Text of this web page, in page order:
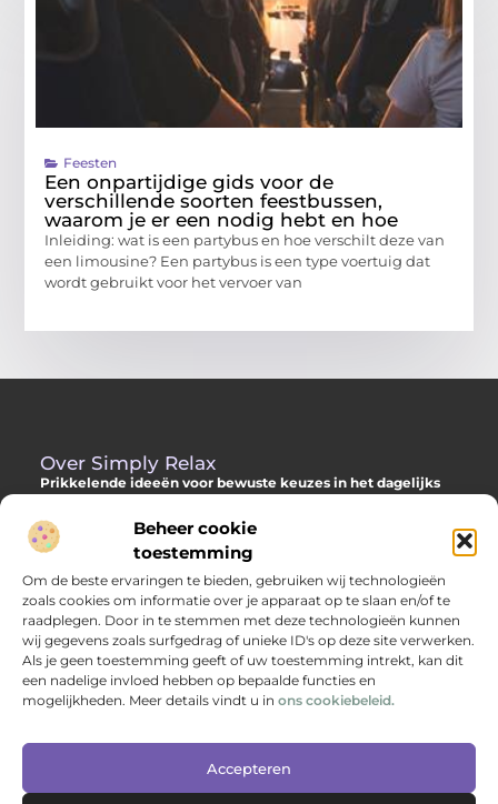
Beheer cookie
toestemming
Om de beste ervaringen te bieden, gebruiken wij technologieën
zoals cookies om informatie over je apparaat op te slaan en/of te
raadplegen. Door in te stemmen met deze technologieën kunnen
wij gegevens zoals surfgedrag of unieke ID's op deze site verwerken.
Als je geen toestemming geeft of uw toestemming intrekt, kan dit
een nadelige invloed hebben op bepaalde functies en
mogelijkheden. Meer details vindt u in ons cookiebeleid.
Accepteren
Feesten
Een onpartijdige gids voor de
verschillende soorten feestbussen,
waarom je er een nodig hebt en hoe
Inleiding: wat is een partybus en hoe verschilt deze van
een limousine? Een partybus is een type voertuig dat
wordt gebruikt voor het vervoer van
Over Simply Relax
Prikkelende ideeën voor bewuste keuzes in het dagelijks
Laat je inspireren door diverse content vol slimme adviezen,
verdiepende inzichten en originele invalshoeken. Alles om jou
te helpen met meer helderheid en richting je dag door te
komen.
Main Links
Bericht categorie